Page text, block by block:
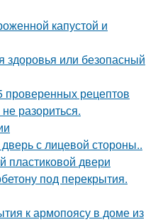
капустой и
здоровья или безопасный
проверенных рецептов
разориться.
с лицевой стороны..
пластиковой двери
под перекрытия.
к армопоясу в доме из